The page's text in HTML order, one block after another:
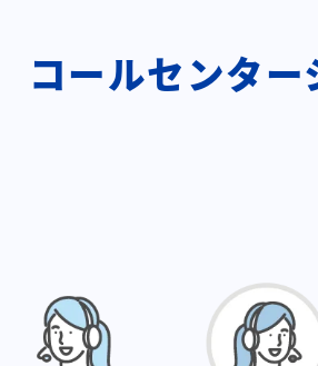
コールセンタ